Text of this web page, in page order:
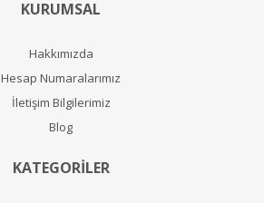
KURUMSAL
Hakkımızda
Hesap Numaralarımız
İletişim Bilgilerimiz
Blog
KATEGORİLER